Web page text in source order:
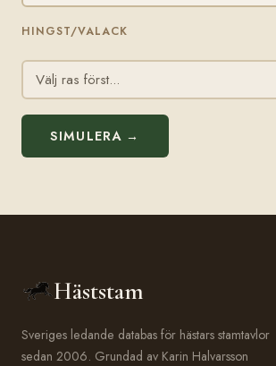
HINGST/VALACK
SIMULERA →
Häststam
Sveriges ledande databas för hästars stamtavlor
sedan 2006. Grundad av Karin Halvarsson